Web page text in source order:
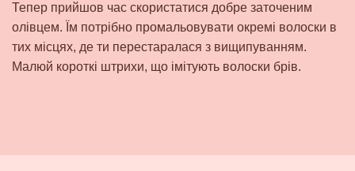
Тепер прийшов час скористатися добре заточеним
олівцем. Їм потрібно промальовувати окремі волоски в
тих місцях, де ти перестаралася з вищипуванням.
Малюй короткі штрихи, що імітують волоски брів.